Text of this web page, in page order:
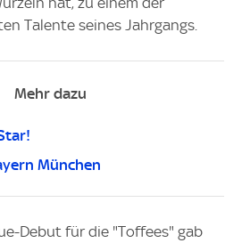
Talente seines Jahrgangs.
Mehr dazu
München
Debut für die "Toffees" gab